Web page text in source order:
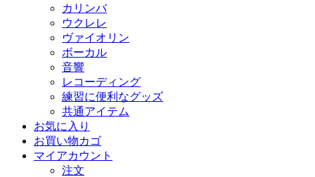
カリンバ
ウクレレ
ヴァイオリン
ボーカル
音響
レコーディング
練習に便利なグッズ
共通アイテム
お気に入り
お買い物カゴ
マイアカウント
注文